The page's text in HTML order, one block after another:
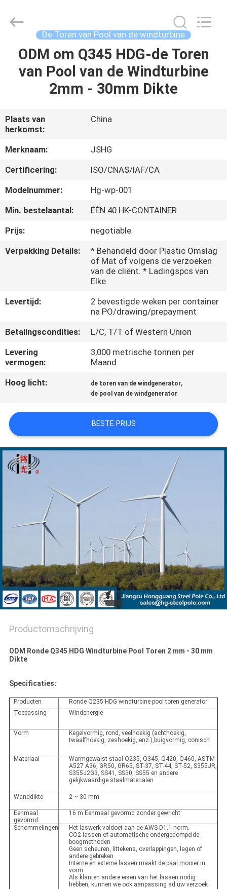
HUIS
PRODUCTEN
VIDEOS
VR-
SHOW
ONS
FABRIEKSREIS
KWALITEITSCONTROLE
CONTACTEER
ONS
NIEUWS
OM EEN
CITAAT
SITEMAP
PRIVACYBELEID
co.,ltd.
Reserved.
De Toren van Pool van de windturbine
ODM om Q345 HDG-de Toren
van Pool van de Windturbine
2mm - 30mm Dikte
Plaats van
herkomst:
China
Merknaam:
JSHG
Certificering:
ISO/CNAS/IAF/CA
Modelnummer:
Hg-wp-001
Min. bestelaantal:
ÉÉN 40 HK-CONTAINER
Prijs:
negotiable
Verpakking Details:
* Behandeld door Plastic Omslag
of Mat of volgens de verzoeken
van de cliënt. * Ladingspcs van
Elke
Levertijd:
2 bevestigde weken per container
na PO/drawing/prepayment
Betalingscondities:
L/C, T/T of Western Union
Levering
vermogen:
3,000 metrische tonnen per
Maand
Hoog licht:
de toren van de windgenerator,
de pool van de windgenerator
BESTE PRIJS
Productomschrijving
ODM Ronde Q345 HDG Windturbine Pool Toren 2 mm - 30 mm
Dikte
Specificaties:
Producten
Ronde Q235 HDG windturbine pool toren generator
Toepassing
Windenergie
Vorm
Kegelvormig, rond, veelhoekig (achthoekig,
twaalfhoekig, zeshoekig, enz.),buigvormig, conisch
Materiaal
Warmgewalst staal Q235, Q345, Q420, Q460, ASTM
A527 A36, GR50, GR65, ST-37, ST-44, ST-52, S355JR,
S355J2G3, SS41, SS50, SS55 en andere
gelijkwaardige staalmaterialen
Wanddikte 2 ~ 30 mm
Eenmaal
gevormd
16 m Eenmaal gevormd zonder gewricht
Schommelingen
Het laswerk voldoet aan de AWS D1.1-norm.
CO2-lassen of automatische ondergedompelde
boogmethoden
Geen scheuren, littekens, overlappingen, lagen of
andere gebreken
Interne en externe lassen maakt de paal mooier in
vorm
Als klanten andere eisen van het lassen nodig
hebben, kunnen we ook aanpassing ad uw verzoek